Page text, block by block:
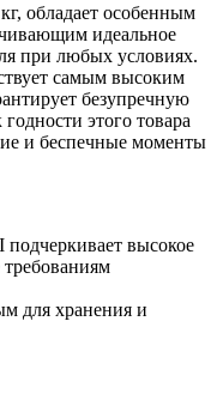
обладает особенным
идеальное
при любых условиях.
самым высоким
безупречную
этого товара
и беспечные моменты
подчеркивает высокое
требованиям
для хранения и